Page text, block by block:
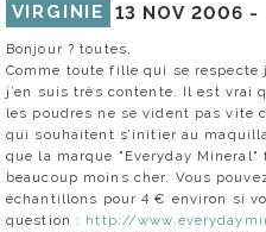
VIRGINIE 13 NOV 2006 -
Bonjour ? toutes,
Comme toute fille qui se respecte
j’en suis très contente. Il est vrai
les poudres ne se vident pas vite
qui souhaitent s’initier au
que la marque "Everyday Mineral"
beaucoup moins cher. Vous
échantillons pour 4 € environ si
question : http://